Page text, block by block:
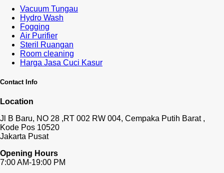
Vacuum Tungau
Hydro Wash
Fogging
Air Purifier
Steril Ruangan
Room cleaning
Harga Jasa Cuci Kasur
Contact Info
Location
Jl B Baru, NO 28 ,RT 002 RW 004, Cempaka Putih Barat ,
Kode Pos 10520
Jakarta Pusat
Opening Hours
7:00 AM-19:00 PM